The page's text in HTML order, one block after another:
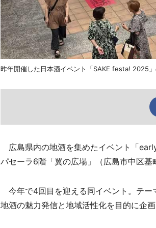
昨年開催した日本酒イベント「SAKE festa! 2025
広島県内の地酒を集めたイベント「
パセーラ6階「翼の広場」（広島市中区基
今年で4回目を迎える同イベント。テー
地酒の魅力発信と地域活性化を目的に企